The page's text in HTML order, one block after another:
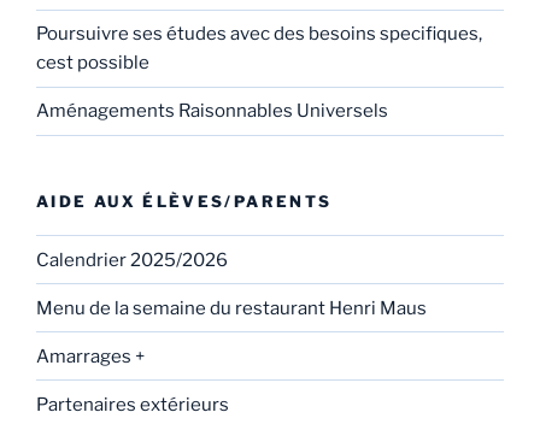
Poursuivre ses études avec des besoins specifiques,
cest possible
Aménagements Raisonnables Universels
AIDE AUX ÉLÈVES/PARENTS
Calendrier 2025/2026
Menu de la semaine du restaurant Henri Maus
Amarrages +
Partenaires extérieurs